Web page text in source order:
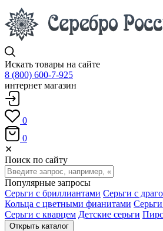
Искать товары на сайте
8 (800) 600-7-925
интернет магазин
0
0
✕
Поиск по сайту
Популярные запросы
Серьги с бриллиантами Серьги с
Кольца с цветными фианитами
Серьги с кварцем Детские серьги
Открыть каталог